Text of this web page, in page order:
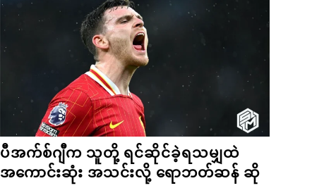
ပီအက်စ်ဂျီက သူတို့ ရင်ဆိုင်ခဲ့ရသမျှထဲ
အကောင်းဆုံး အသင်းလို့ ရောဘတ်ဆန် ဆို